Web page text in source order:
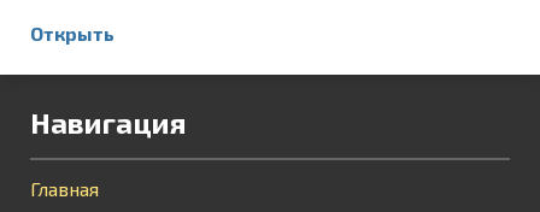
Открыть
Навигация
Главная